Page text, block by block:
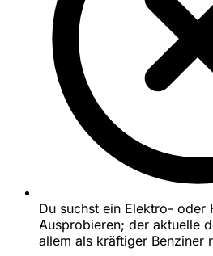
Du suchst ein Elektro- oder
Ausprobieren; der aktuelle
allem als kräftiger Benziner